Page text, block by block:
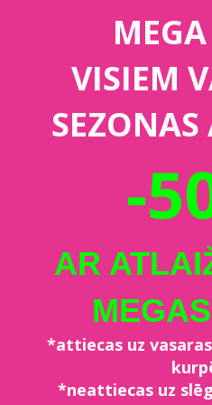
VISIEM
-
AR
*attiecas uz
*neattiecas uz